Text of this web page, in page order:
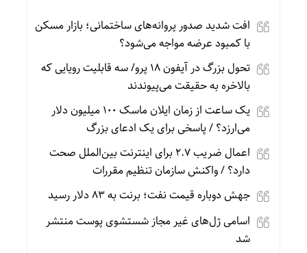
افت شدید صدور پروانه‌های ساختمانی؛ بازار مسکن
با کمبود عرضه مواجه می‌شود؟
تحول بزرگ در آیفون ۱۸ پرو/ سه قابلیت رویایی که
بالاخره به حقیقت می‌پیوندند
یک ساعت از زمان ایلان ماسک ۱۰۰ میلیون دلار
می‌ارزد؟ / پاسخی برای یک ادعای بزرگ
اعمال ضریب ۲.۷ برای اینترنت بین‌الملل صحت
دارد؟ / واکنش سازمان تنظیم مقررات
جهش دوباره قیمت نفت؛ برنت به ۸۳ دلار رسید
اسامی ژل‌های غیر مجاز شستشوی پوست منتشر
شد